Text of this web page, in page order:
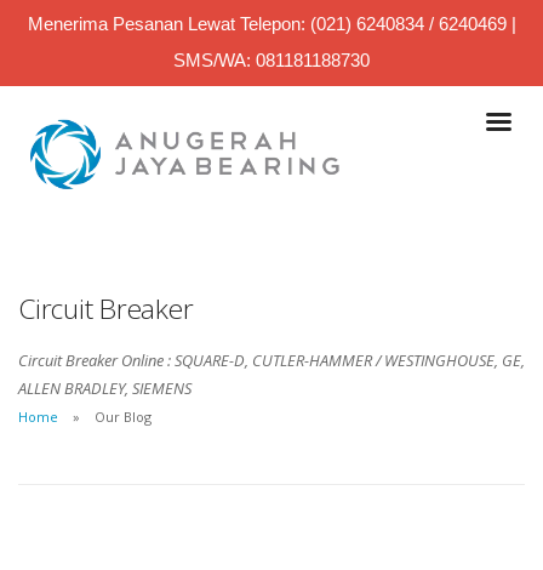
Menerima Pesanan Lewat Telepon: (021) 6240834 / 6240469 |
SMS/WA: 081181188730
Circuit Breaker
Circuit Breaker Online : SQUARE-D, CUTLER-HAMMER / WESTINGHOUSE, GE,
ALLEN BRADLEY, SIEMENS
Home Our Blog